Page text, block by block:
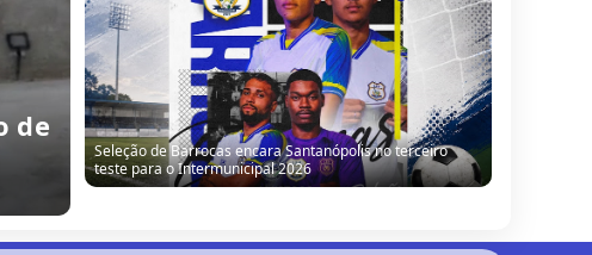
de
Seleção de Barrocas encara Santanópolis no terceiro
teste para o Intermunicipal 2026